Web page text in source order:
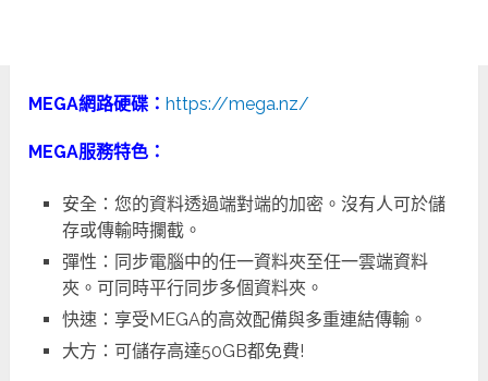
MEGA網路硬碟：https://mega.nz/
MEGA服務特色：
安全：您的資料透過端對端的加密。沒有人可於儲
存或傳輸時攔截。
彈性：同步電腦中的任一資料夾至任一雲端資料
夾。可同時平行同步多個資料夾。
快速：享受MEGA的高效配備與多重連結傳輸。
大方：可儲存高達50GB都免費!